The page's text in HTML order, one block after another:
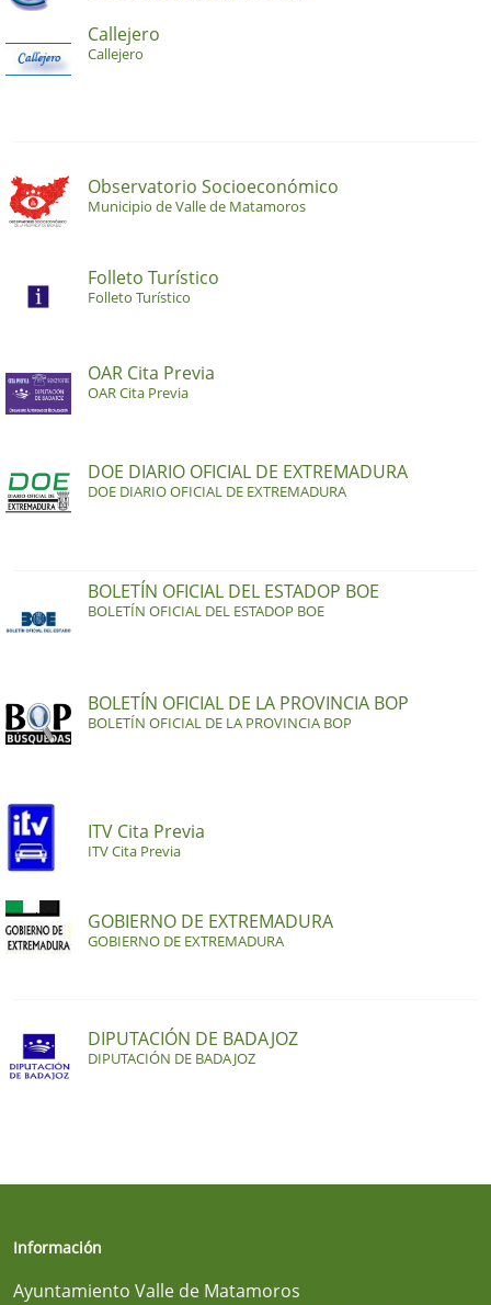
Callejero
Callejero
Observatorio Socioeconómico
Municipio de Valle de Matamoros
Folleto Turístico
Folleto Turístico
OAR Cita Previa
OAR Cita Previa
DOE DIARIO OFICIAL DE EXTREMADURA
DOE DIARIO OFICIAL DE EXTREMADURA
BOLETÍN OFICIAL DEL ESTADOP BOE
BOLETÍN OFICIAL DEL ESTADOP BOE
BOLETÍN OFICIAL DE LA PROVINCIA BOP
BOLETÍN OFICIAL DE LA PROVINCIA BOP
ITV Cita Previa
ITV Cita Previa
GOBIERNO DE EXTREMADURA
GOBIERNO DE EXTREMADURA
DIPUTACIÓN DE BADAJOZ
DIPUTACIÓN DE BADAJOZ
Información
Ayuntamiento Valle de Matamoros